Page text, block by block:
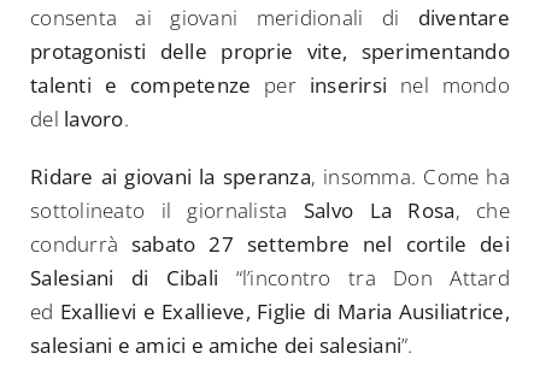
consenta ai giovani meridionali di diventare
protagonisti delle proprie vite, sperimentando
talenti e competenze per inserirsi nel mondo
del lavoro.
Ridare ai giovani la speranza, insomma. Come ha
sottolineato il giornalista Salvo La Rosa, che
condurrà sabato 27 settembre nel cortile dei
Salesiani di Cibali “l’incontro tra Don Attard
ed Exallievi e Exallieve, Figlie di Maria Ausiliatrice,
salesiani e amici e amiche dei salesiani”.